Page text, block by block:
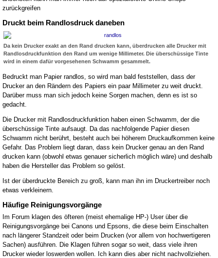
zurückgreifen
Druckt beim Randlosdruck daneben
Da kein Drucker exakt an den Rand drucken kann, überdrucken alle Drucker mit
Randlosdruckfunktion den Rand um wenige Millimeter. Die überschüssige Tinte
wird in einem dafür vorgesehenen Schwamm gesammelt.
Bedruckt man Papier randlos, so wird man bald feststellen, dass der
Drucker an den Rändern des Papiers ein paar Millimeter zu weit druckt.
Darüber muss man sich jedoch keine Sorgen machen, denn es ist so
gedacht.
Die Drucker mit Randlosdruckfunktion haben einen Schwamm, der die
überschüssige Tinte aufsaugt. Da das nachfolgende Papier diesen
Schwamm nicht berührt, besteht auch bei höherem Druckaufkommen keine
Gefahr. Das Problem liegt daran, dass kein Drucker genau an den Rand
drucken kann (obwohl etwas genauer sicherlich möglich wäre) und deshalb
haben die Hersteller das Problem so gelöst.
Ist der überdruckte Bereich zu groß, kann man ihn im Druckertreiber noch
etwas verkleinern.
Häufige Reinigungsvorgänge
Im Forum klagen des öfteren (meist ehemalige HP-) User über die
Reinigungsvorgänge bei Canons und Epsons, die diese beim Einschalten
nach längerer Standzeit oder beim Drucken (vor allem von hochwertigeren
Sachen) ausführen. Die Klagen führen sogar so weit, dass viele ihren
Drucker wieder loswerden wollen. Ich kann dies aber nicht nachvollziehen.